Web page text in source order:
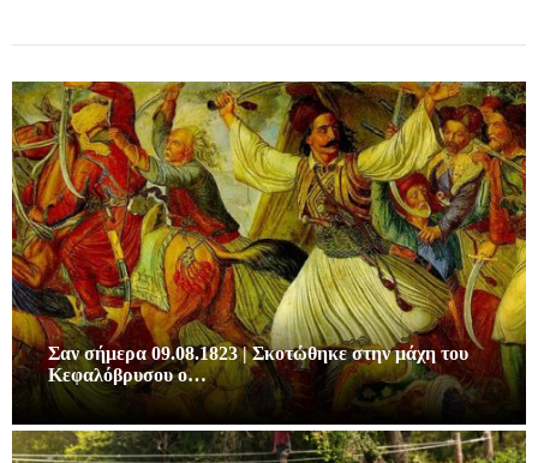
Σαν σήμερα 09.08.1823 | Σκοτώθηκε στην μάχη του
Κεφαλόβρυσου ο…